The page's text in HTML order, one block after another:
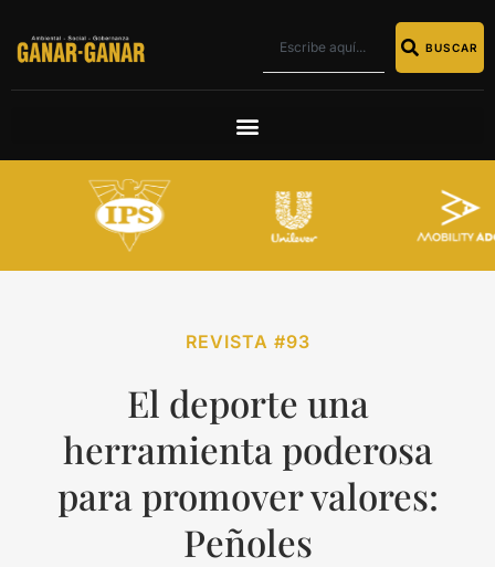
BUSCAR
REVISTA #93
El deporte una
herramienta poderosa
para promover valores:
Peñoles